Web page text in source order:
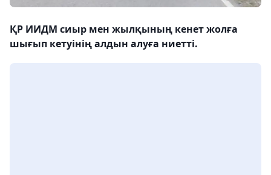
ҚР ИИДМ сиыр мен жылқының кенет жолға
шығып кетуінің алдын алуға ниетті.